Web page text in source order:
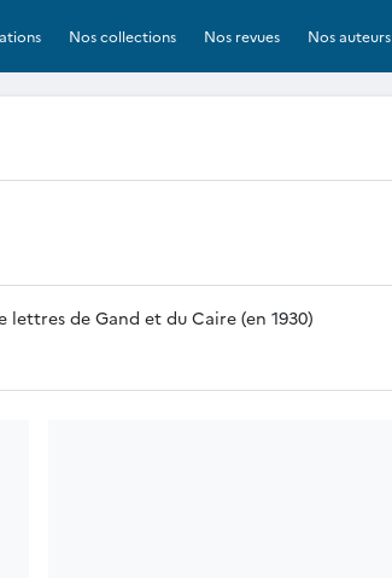
Nos collections Nos revues Nos auteurs
de Gand et du Caire (en 1930)